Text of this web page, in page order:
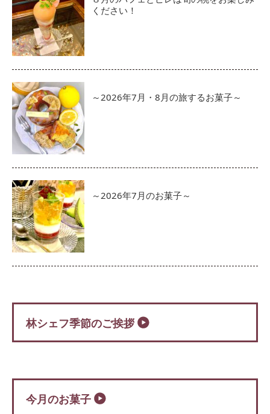
ください！
～2026年7月・8月の旅するお菓子～
～2026年7月のお菓子～
林シェフ季節のご挨拶
今月のお菓子